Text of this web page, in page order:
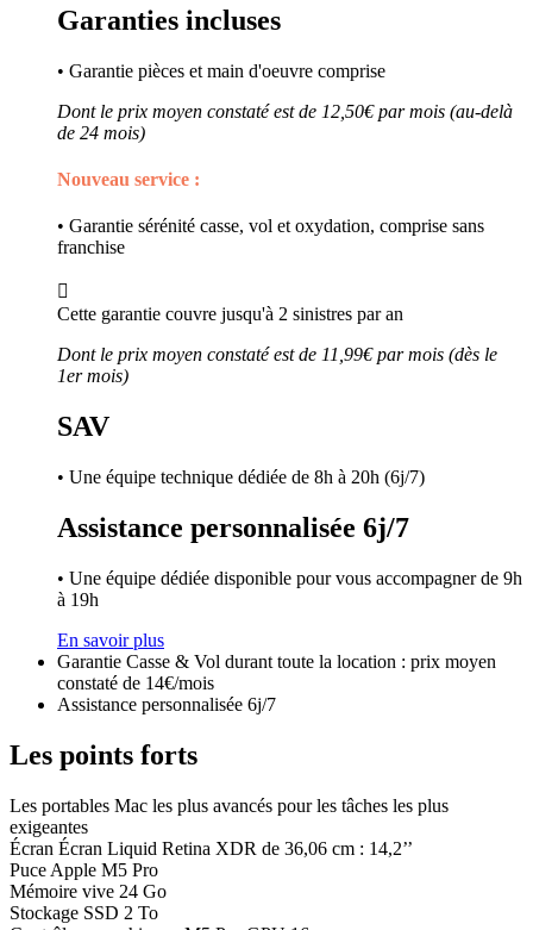
Garanties incluses
• Garantie pièces et main d'oeuvre comprise
Dont le prix moyen constaté est de 12,50€ par mois (au-delà
de 24 mois)
Nouveau service :
• Garantie sérénité casse, vol et oxydation, comprise sans
franchise

Cette garantie couvre jusqu'à 2 sinistres par an
Dont le prix moyen constaté est de 11,99€ par mois (dès le
1er mois)
SAV
• Une équipe technique dédiée de 8h à 20h (6j/7)
Assistance personnalisée 6j/7
• Une équipe dédiée disponible pour vous accompagner de 9h
à 19h
En savoir plus
Garantie Casse & Vol durant toute la location : prix moyen
constaté de 14€/mois
Assistance personnalisée 6j/7
Les points forts
Les portables Mac les plus avancés pour les tâches les plus
exigeantes
Écran Écran Liquid Retina XDR de 36,06 cm : 14,2’’
Puce Apple M5 Pro
Mémoire vive 24 Go
Stockage SSD 2 To